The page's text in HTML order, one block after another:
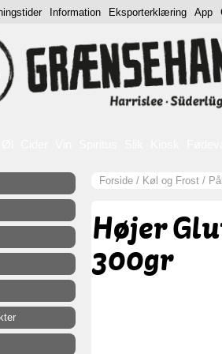
Forside / Køl og Frost /
Højer
300gr
Information Eksporterklæring App